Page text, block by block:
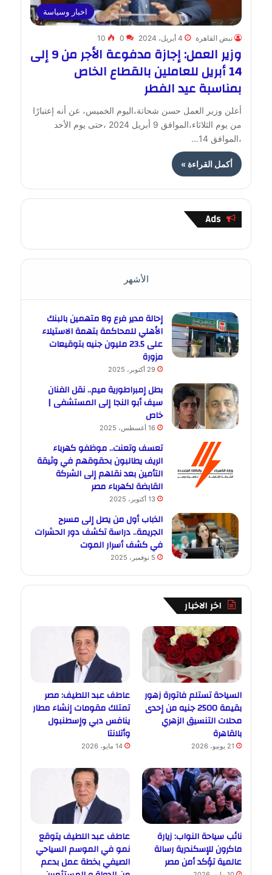
اخبار وسياسة
نبض القاهرة 4 أبريل، 2024 0
10
وزير العمل: إجازة مدفوعة الأجر من 9 إلى
14 أبريل للعاملين بالقطاع الخاص
بمناسبة عيد الفطر
أعلن وزير العمل حسن شحاتة،اليوم الخميس، عن أنه إعتبارًا
من يوم الثلاثاء،الموافق 9 أبريل 2024 ،حتى يوم الأحد
،الموافق 14…
أكمل القراءة »
Ads
الأشهر
إحالة مدير فرع و8 متهمين بالبنك
الأهلي للمحاكمة بتهمة الاستيلاء
على 23.5 مليون جنيه بتوقيعات
مزورة
29 أكتوبر، 2025
بطل إمبراطورية ميم.. نقل الفنان
سيف أبو النجا إلى المستشفى |
خاص
16 أغسطس، 2025
تعسف وتعنت.. موظفو كهرباء
الريف يطالبون بحقوقهم في وثيقة
التأمين بعد نقلهم إلى الشركة
القابضة لكهرباء مصر
13 أكتوبر، 2025
الذباب أول من يصل إلى مسرح
الجريمة.. دراسة تكشف دور الحشرات
في كشف أسرار الموت
5 نوفمبر، 2025
اخر الاخبار
السياحة تستلم فاتورة زهور
بقيمة 2500 جنيه من إحدى
محلات التنسيق الزهري
بالقاهرة
21 يونيو، 2026
عاطف عبد اللطيف: مصر
تمتلك مقومات إنشاء مطار
ينافس دبي وإسطنبول
وأتلانتا
14 مايو، 2026
نائب سياحة النواب: زيارة
ماكرون للإسكندرية رسالة
عالمية تؤكد أمن مصر
عاطف عبد اللطيف يتوقع
نمو في الموسم السياحي
الصيفي بخطة عمل بدعم